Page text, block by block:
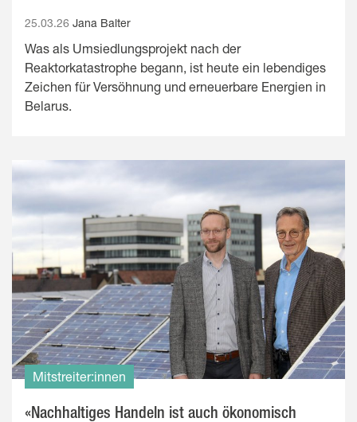
25.03.26 Jana Balter
Was als Umsiedlungsprojekt nach der
Reaktorkatastrophe begann, ist heute ein lebendiges
Zeichen für Versöhnung und erneuerbare Energien in
Belarus.
Mitstreiter:innen
«Nachhaltiges Handeln ist auch ökonomisch